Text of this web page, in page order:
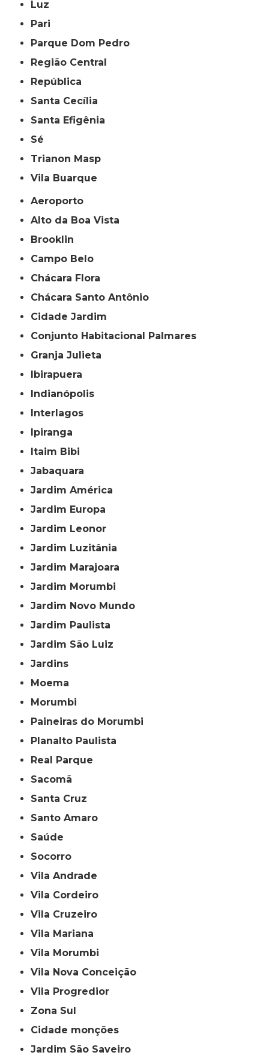
Luz
Pari
Parque Dom Pedro
Região Central
República
Santa Cecília
Santa Efigênia
Sé
Trianon Masp
Vila Buarque
Aeroporto
Alto da Boa Vista
Brooklin
Campo Belo
Chácara Flora
Chácara Santo Antônio
Cidade Jardim
Conjunto Habitacional Palmares
Granja Julieta
Ibirapuera
Indianópolis
Interlagos
Ipiranga
Itaim Bibi
Jabaquara
Jardim América
Jardim Europa
Jardim Leonor
Jardim Luzitânia
Jardim Marajoara
Jardim Morumbi
Jardim Novo Mundo
Jardim Paulista
Jardim São Luiz
Jardins
Moema
Morumbi
Paineiras do Morumbi
Planalto Paulista
Real Parque
Sacomã
Santa Cruz
Santo Amaro
Saúde
Socorro
Vila Andrade
Vila Cordeiro
Vila Cruzeiro
Vila Mariana
Vila Morumbi
Vila Nova Conceição
Vila Progredior
Zona Sul
cidade monções
jardim São Saveiro